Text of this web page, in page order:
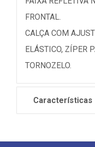
FRONTAL.
CALÇA COM
ELÁSTICO, ZÍPER
TORNOZELO.
Características